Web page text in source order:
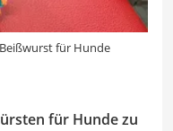
für Hunde
für Hunde zu